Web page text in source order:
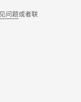
问题或者联